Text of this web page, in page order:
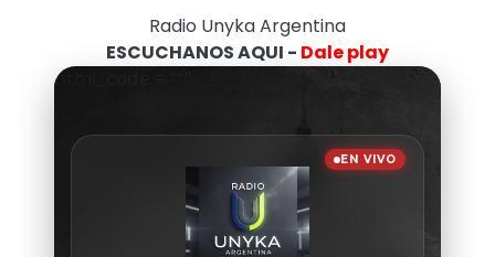
Radio Unyka Argentina
ESCUCHANOS AQUI - Dale play